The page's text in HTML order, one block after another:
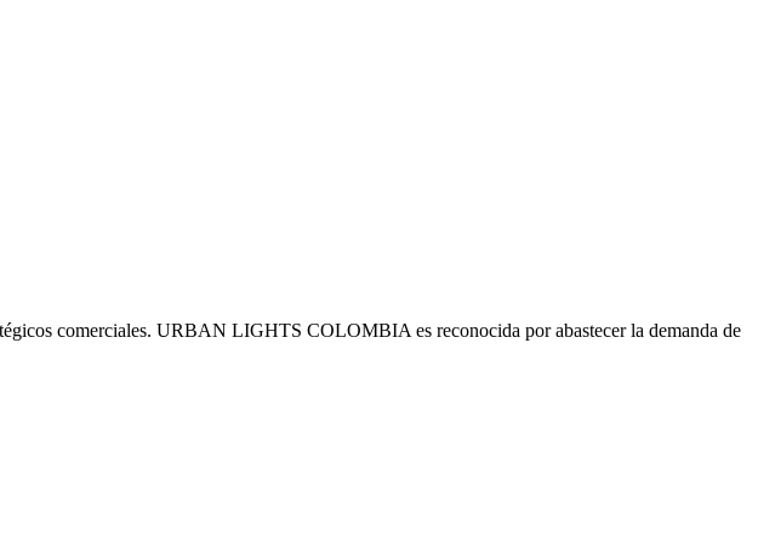
comerciales. URBAN LIGHTS COLOMBIA es reconocida por abastecer la demanda de